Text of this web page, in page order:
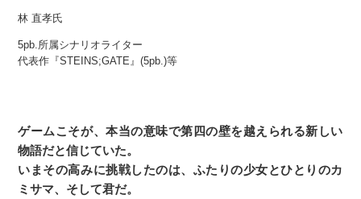
林 直孝氏
5pb.所属シナリオライター
代表作『STEINS;GATE』(5pb.)等
ゲームこそが、本当の意味で第四の壁を越えられる新しい
物語だと信じていた。
いまその高みに挑戦したのは、ふたりの少女とひとりのカ
ミサマ、そして君だ。